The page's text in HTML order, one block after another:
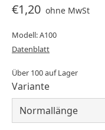
€1,20 ohne MwSt
Modell: A100
Datenblatt
Über 100 auf Lager
Variante